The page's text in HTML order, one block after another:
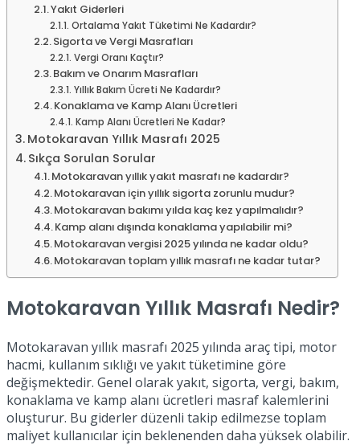
Yakıt Giderleri
Ortalama Yakıt Tüketimi Ne Kadardır?
Sigorta ve Vergi Masrafları
Vergi Oranı Kaçtır?
Bakım ve Onarım Masrafları
Yıllık Bakım Ücreti Ne Kadardır?
Konaklama ve Kamp Alanı Ücretleri
Kamp Alanı Ücretleri Ne Kadar?
Motokaravan Yıllık Masrafı 2025
Sıkça Sorulan Sorular
Motokaravan yıllık yakıt masrafı ne kadardır?
Motokaravan için yıllık sigorta zorunlu mudur?
Motokaravan bakımı yılda kaç kez yapılmalıdır?
Kamp alanı dışında konaklama yapılabilir mi?
Motokaravan vergisi 2025 yılında ne kadar oldu?
Motokaravan toplam yıllık masrafı ne kadar tutar?
Motokaravan Yıllık Masrafı Nedir?
Motokaravan yıllık masrafı 2025 yılında araç tipi, motor
hacmi, kullanım sıklığı ve yakıt tüketimine göre
değişmektedir. Genel olarak yakıt, sigorta, vergi, bakım,
konaklama ve kamp alanı ücretleri masraf kalemlerini
oluşturur. Bu giderler düzenli takip edilmezse toplam
maliyet kullanıcılar için beklenenden daha yüksek olabilir.